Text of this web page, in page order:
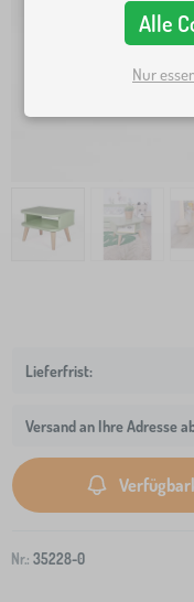
Versand an Ihre Adresse
Nr.: 35228-0
Alle
Nur